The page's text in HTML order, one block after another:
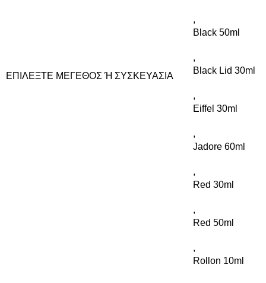
ΕΠΙΛΈΞΤΕ ΜΈΓΕΘΟΣ Ή ΣΥΣΚΕΥΑΣΊΑ
,
Black 50ml
,
Black Lid 30ml
,
Eiffel 30ml
,
Jadore 60ml
,
Red 30ml
,
Red 50ml
,
Rollon 10ml